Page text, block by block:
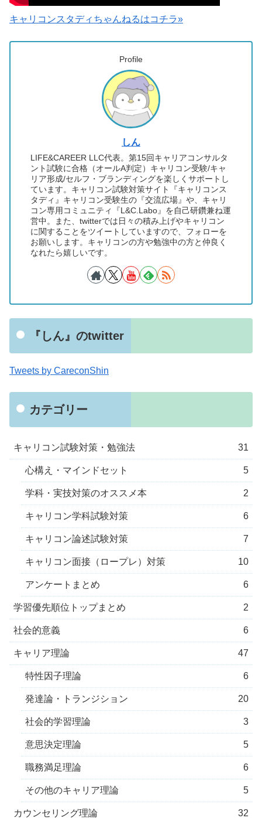
キャリコンスタディちゃんねるはコチラ»
Profile
しん
LIFE&CAREER LLC代表。第15回キャリアコンサルタ
ント試験に合格（オールA判定）キャリコン受験/キャ
リア形成/セルフ・ブランディングを楽しくサポートし
ています。キャリコン試験対策サイト『キャリコンス
タディ』キャリコン受験生の『交流広場』や、キャリ
コン専用コミュニティ『L&C.Labo』を自己研鑽兼ね運
営中。また、twitterでは日々の積み上げやキャリコン
に関することをツイートしていますので、フォローを
お願いします。キャリコンの方や勉強中の方と仲良く
なれたら嬉しいです。
『しん』のtwitter
Tweets by CareconShin
カテゴリー
キャリコン試験対策・勉強法 31
心構え・マインドセット 5
学科・実技対策のオススメ本 2
キャリコン学科試験対策 6
キャリコン論述試験対策 7
キャリコン面接（ロープレ）対策 10
アンケートまとめ 6
学習優先順位トップまとめ 2
社会的意義 6
キャリア理論 47
特性因子理論 6
発達論・トランジション 20
社会的学習理論 3
意思決定理論 5
職務満足理論 6
その他のキャリア理論 5
カウンセリング理論 32